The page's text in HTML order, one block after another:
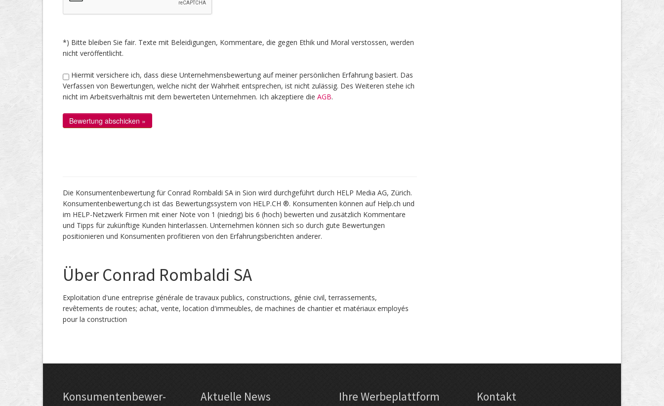
*) Bitte bleiben Sie fair. Texte mit Beleidigungen, Kommentare, die gegen Ethik und Moral verstossen, werden
nicht veröffentlicht.
Hiermit versichere ich, dass diese Unternehmensbewertung auf meiner persönlichen Erfahrung basiert. Das
Verfassen von Bewertungen, welche nicht der Wahrheit entsprechen, ist nicht zulässig. Des Weiteren stehe ich
nicht im Arbeitsverhältnis mit dem bewerteten Unternehmen. Ich akzeptiere die AGB.
Die Konsumentenbewertung für Conrad Rombaldi SA in Sion wird durchgeführt durch HELP Media AG, Zürich.
Konsumentenbewertung.ch ist das Bewertungssystem von HELP.CH ®. Konsumenten können auf Help.ch und
im HELP-Netzwerk Firmen mit einer Note von 1 (niedrig) bis 6 (hoch) bewerten und zusätzlich Kommentare
und Tipps für zukünftige Kunden hinterlassen. Unternehmen können sich so durch gute Bewertungen
positionieren und Konsumenten profitieren von den Erfahrungsberichten anderer.
Über Conrad Rombaldi SA
Exploitation d'une entreprise générale de travaux publics, constructions, génie civil, terrassements,
revêtements de routes; achat, vente, location d'immeubles, de machines de chantier et matériaux employés
pour la construction
Kon­su­menten­be­wer­ Aktuelle News Ihre Werbe­platt­form Kontakt